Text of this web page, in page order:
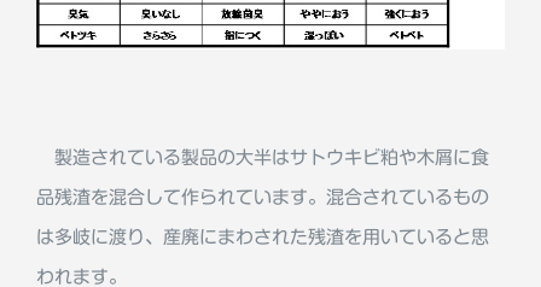
製造されている製品の大半はサトウキビ粕や木屑に食
品残渣を混合して作られています。混合されているもの
は多岐に渡り、産廃にまわされた残渣を用いていると思
われます。